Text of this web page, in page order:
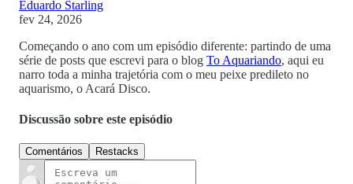
Eduardo Starling
fev 24, 2026
Começando o ano com um episódio diferente: partindo de uma
série de posts que escrevi para o blog To Aquariando, aqui eu
narro toda a minha trajetória com o meu peixe predileto no
aquarismo, o Acará Disco.
Discussão sobre este episódio
Comentários Restacks